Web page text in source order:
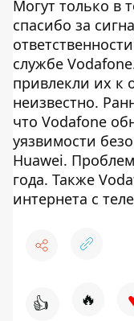
Могут только в
спасибо за
службе
привлекли их к
неизвестно.
что Vodafone
уязвимости
Huawei.
года. Также
интернета с
👍 🔥